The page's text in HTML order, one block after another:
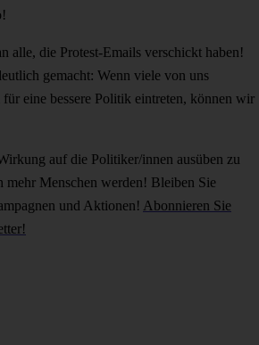
alle, die Protest-Emails verschickt haben!
gemacht: Wenn viele von uns
eine bessere Politik eintreten, können wir
auf die Politiker/innen ausüben zu
mehr Menschen werden! Bleiben Sie
und Aktionen! Abonnieren Sie